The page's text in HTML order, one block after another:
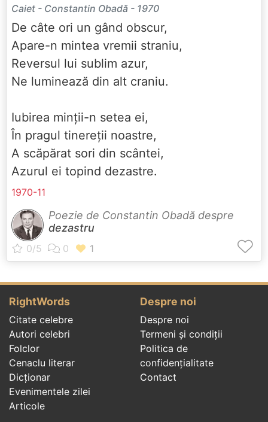
Caiet - Constantin Obadă - 1970
De câte ori un gând obscur,
Apare-n mintea vremii straniu,
Reversul lui sublim azur,
Ne luminează din alt craniu.
Iubirea minții-n setea ei,
În pragul tinereții noastre,
A scăpărat sori din scântei,
Azurul ei topind dezastre.
1970-11
Poezie de Constantin Obadă despre
dezastru
RightWords
Citate celebre
Autori celebri
Folclor
Cenaclu literar
Dicționar
Evenimentele zilei
Articole
Despre noi
Despre noi
Termeni și condiții
Politica de
confidenţialitate
Contact